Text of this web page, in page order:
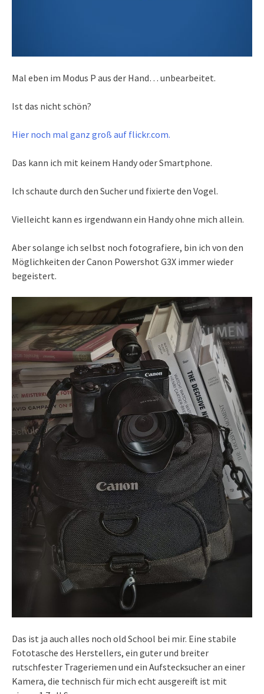
Mal eben im Modus P aus der Hand… unbearbeitet.
Ist das nicht schön?
Hier noch mal ganz groß auf flickr.com.
Das kann ich mit keinem Handy oder Smartphone.
Ich schaute durch den Sucher und fixierte den Vogel.
Vielleicht kann es irgendwann ein Handy ohne mich allein.
Aber solange ich selbst noch fotografiere, bin ich von den
Möglichkeiten der Canon Powershot G3X immer wieder
begeistert.
Das ist ja auch alles noch old School bei mir. Eine stabile
Fototasche des Herstellers, ein guter und breiter
rutschfester Trageriemen und ein Aufstecksucher an einer
Kamera, die technisch für mich echt ausgereift ist mit